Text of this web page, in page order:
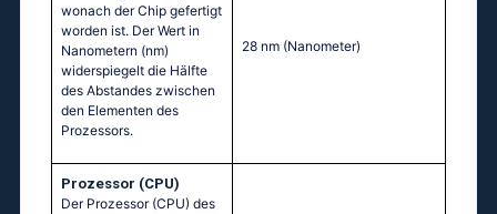
wonach der Chip gefertigt
worden ist. Der Wert in
Nanometern (nm)
widerspiegelt die Hälfte
des Abstandes zwischen
den Elementen des
Prozessors.
28 nm (Nanometer)
Prozessor (CPU)
Der Prozessor (CPU) des